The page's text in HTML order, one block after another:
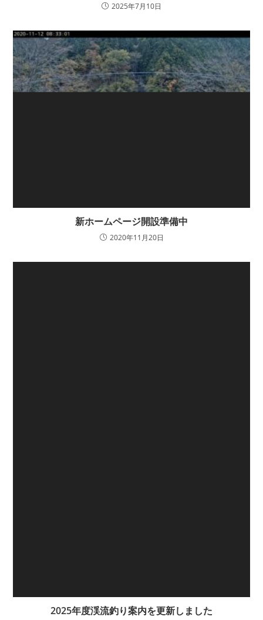
2025年7月10日
新ホームページ開設準備中
2020年11月20日
2025年度渓流釣り案内を更新しました